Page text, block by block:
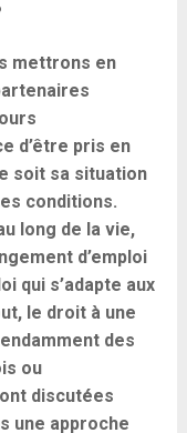
mettrons en
d’être pris en
soit sa situation
conditions.
long de la vie,
d’emploi
qui s’adapte aux
le droit à une
des
ou
discutées
une approche